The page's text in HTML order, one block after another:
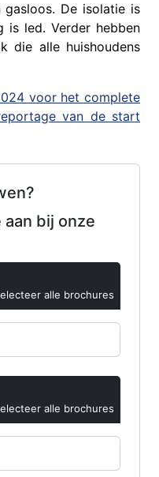
gasloos. De isolatie is
is led. Verder hebben
die alle huishoudens
voor het complete
van de start
bij onze
alle brochures
alle brochures